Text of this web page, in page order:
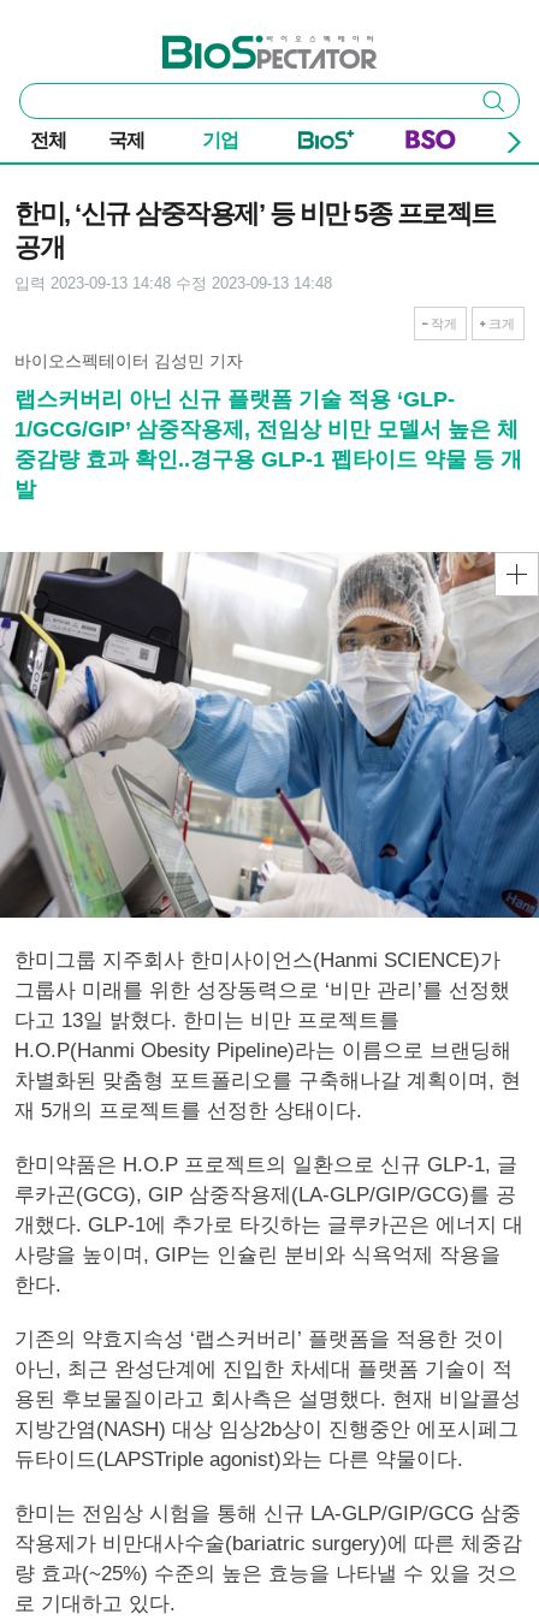
바이오스펙테이터
통
합
검
색
검색
전체 국제 기업
한미, ‘신규 삼중작용제’ 등 비만 5종 프로젝트
공개
입력 2023-09-13 14:48 수정 2023-09-13 14:48
작게 크게
바이오스펙테이터 김성민 기자
랩스커버리 아닌 신규 플랫폼 기술 적용 ‘GLP-
1/GCG/GIP’ 삼중작용제, 전임상 비만 모델서 높은 체
중감량 효과 확인..경구용 GLP-1 펩타이드 약물 등 개
발
한미그룹 지주회사 한미사이언스(Hanmi SCIENCE)가
그룹사 미래를 위한 성장동력으로 ‘비만 관리’를 선정했
다고 13일 밝혔다. 한미는 비만 프로젝트를
H.O.P(Hanmi Obesity Pipeline)라는 이름으로 브랜딩해
차별화된 맞춤형 포트폴리오를 구축해나갈 계획이며, 현
재 5개의 프로젝트를 선정한 상태이다.
한미약품은 H.O.P 프로젝트의 일환으로 신규 GLP-1, 글
루카곤(GCG), GIP 삼중작용제(LA-GLP/GIP/GCG)를 공
개했다. GLP-1에 추가로 타깃하는 글루카곤은 에너지 대
사량을 높이며, GIP는 인슐린 분비와 식욕억제 작용을
한다.
기존의 약효지속성 ‘랩스커버리’ 플랫폼을 적용한 것이
아닌, 최근 완성단계에 진입한 차세대 플랫폼 기술이 적
용된 후보물질이라고 회사측은 설명했다. 현재 비알콜성
지방간염(NASH) 대상 임상2b상이 진행중안 에포시페그
듀타이드(LAPSTriple agonist)와는 다른 약물이다.
한미는 전임상 시험을 통해 신규 LA-GLP/GIP/GCG 삼중
작용제가 비만대사수술(bariatric surgery)에 따른 체중감
량 효과(~25%) 수준의 높은 효능을 나타낼 수 있을 것으
로 기대하고 있다.